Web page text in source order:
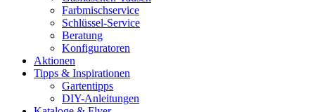
Farbmischservice
Schlüssel-Service
Beratung
Konfiguratoren
Aktionen
Tipps & Inspirationen
Gartentipps
DIY-Anleitungen